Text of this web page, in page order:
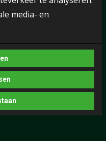
media- en